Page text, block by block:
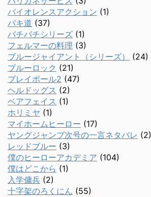
バイオレンスアクション (1)
バキ道 (37)
バチバチシリーズ (1)
フェルマーの料理 (3)
ブルージャイアント（シリーズ）
(24)
ブルーロック (21)
プレイボール2 (47)
ヘルドッグス (2)
ベアフェイス (1)
ホリミヤ (1)
マイホームヒーロー (17)
ヤングジャンプ次号の一言ネタバレ (2)
レッドブルー (3)
僕のヒーローアカデミア (104)
僕はどこから (1)
入学傭兵 (2)
十字架のろくにん (55)